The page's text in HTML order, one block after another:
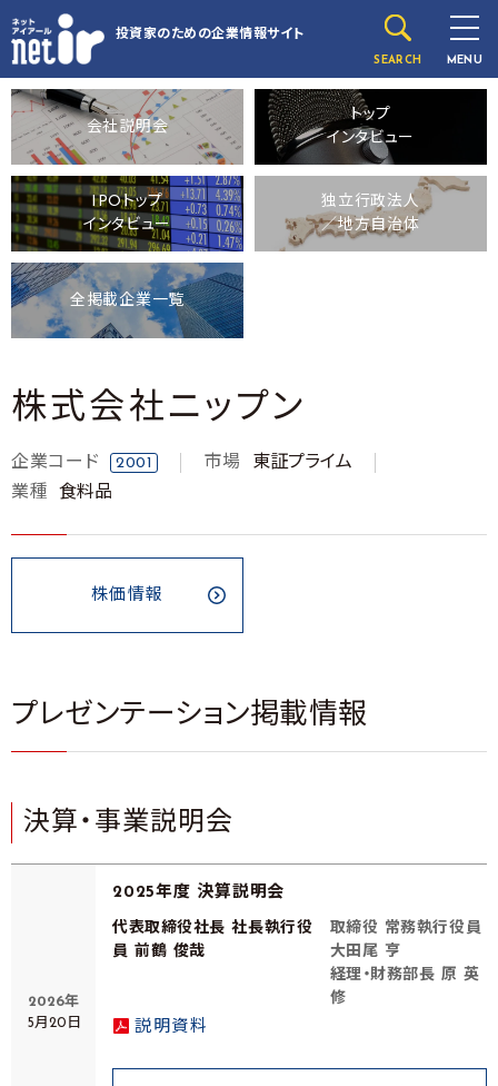
投資家のための企業情報サイト
SEARCH MENU
会社説明会
トップ
インタビュー
IPOトップ
インタビュー
独立行政法人
／地方自治体
全掲載企業一覧
株式会社ニップン
企業コード 2001 市場
東証プライム
業種
食料品
株価情報
プレゼンテーション掲載情報
決算・事業説明会
2026年
5月20日
2025年度 決算説明会
代表取締役社長 社長執行役
員 前鶴 俊哉
取締役 常務執行役員
大田尾 亨
経理・財務部長 原 英
修
説明資料